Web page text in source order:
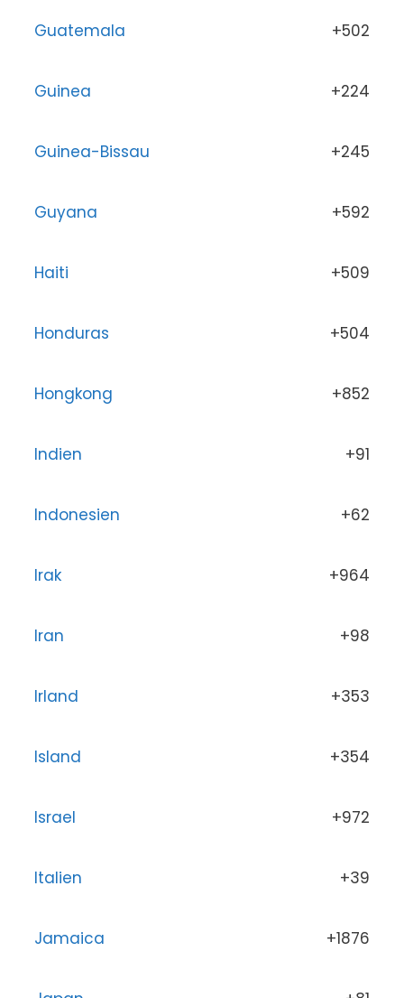
Guatemala +502
Guinea +224
Guinea-Bissau +245
Guyana +592
Haiti +509
Honduras +504
Hongkong +852
Indien +91
Indonesien +62
Irak +964
Iran +98
Irland +353
Island +354
Israel +972
Italien +39
Jamaica +1876